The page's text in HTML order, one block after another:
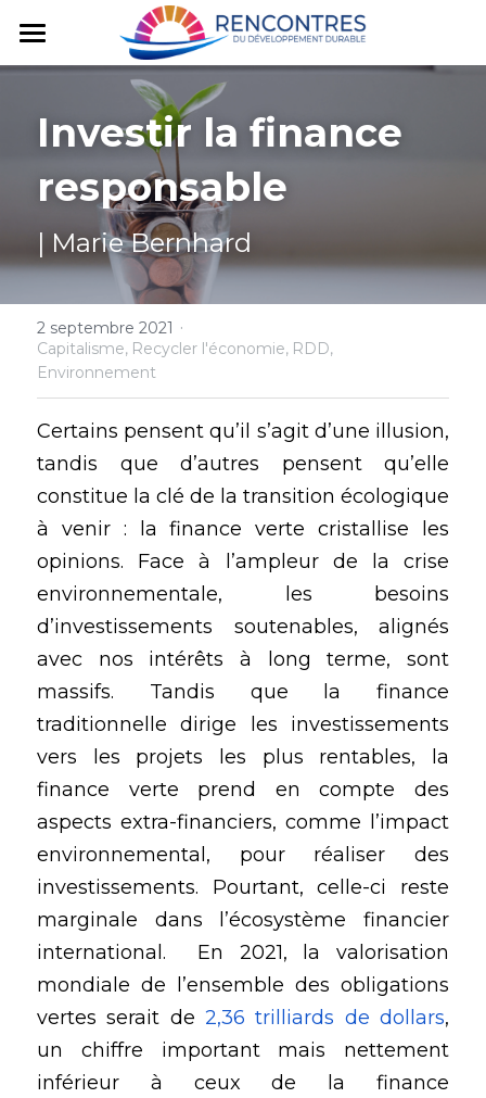
Accueil
#RDD2024
Editions précédentes
#RDD2020
► Impact
Manifeste
Intervenants
Transformer le capitalisme
Partager la Terre
Accéder au bien-être
Agir à temps
L'Europe de l'écologie
Conduire une transition juste
#RDD2021
► Impact
Manifeste
Intervenants
Bâtir des villes durables
Faire bouger les lignes
Construire une Europe durable
Designer l'industrie du futur
Investir la finance responsable
Fonder des sociétés inclusives
Diriger en responsabilité
Gérer et régénérer
Mixer nos énergies
Dessiner le monde d'après
#RDD2022
► Impact
Vers la France de 2030
Innover pour shifter
Généraliser la circularité
Digitaliser & Transiter
Repenser la prospérité
Territorialiser la transition
Towards Europe 2030
#RDD2023
Les #RDD2023
5-6/10, Lancement national
11/10, Etape 1, CentraleSupélec
18/10, Etape 2 à BSB
8/11, Etape 3 à l'ENSAM
13/12, Conclusion nationale
À propos
Raison d'être
Partenaires
Rechercher
JE M'INSCRIS
Investir la finance
responsable
| Marie Bernhard
2 septembre 2021 ·
Capitalisme, Recycler l'économie, RDD,
Environnement
Certains pensent qu’il s’agit d’une illusion,
tandis que d’autres pensent qu’elle
constitue la clé de la transition écologique
à venir : la finance verte cristallise les
opinions. Face à l’ampleur de la crise
environnementale, les besoins
d’investissements soutenables, alignés
avec nos intérêts à long terme, sont
massifs. Tandis que la finance
traditionnelle dirige les investissements
vers les projets les plus rentables, la
finance verte prend en compte des
aspects extra-financiers, comme l’impact
environnemental, pour réaliser des
investissements. Pourtant, celle-ci reste
marginale dans l’écosystème financier
international.  En 2021, la valorisation
mondiale de l’ensemble des obligations
vertes serait de 2,36 trilliards de dollars,
un chiffre important mais nettement
inférieur à ceux de la finance